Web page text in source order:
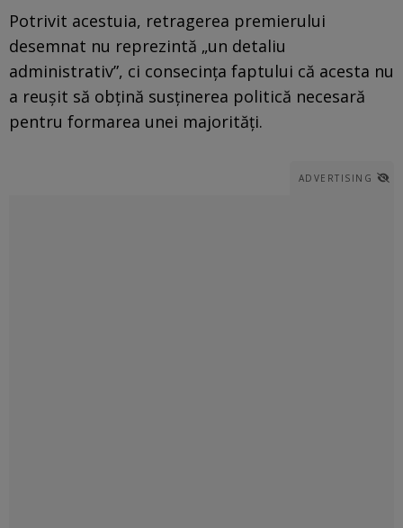
Potrivit acestuia, retragerea premierului
desemnat nu reprezintă „un detaliu
administrativ”, ci consecința faptului că acesta nu
a reușit să obțină susținerea politică necesară
pentru formarea unei majorități.
ADVERTISING